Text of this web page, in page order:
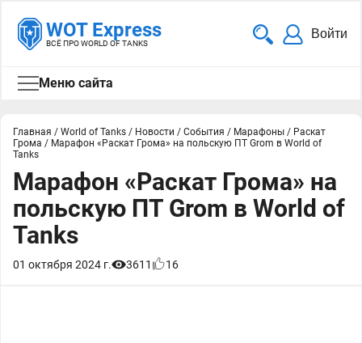
WOT Express
ВСЁ ПРО WORLD OF TANKS
Войти
Меню сайта
Главная / World of Tanks / Новости / События / Марафоны / Раскат
Грома / Марафон «Раскат Грома» на польскую ПТ Grom в World of
Tanks
Марафон «Раскат Грома» на
польскую ПТ Grom в World of
Tanks
01 октября 2024 г. 3611 16